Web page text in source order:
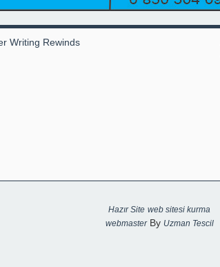
Writing Rewinds
Hazır Site web sitesi kurma
webmasterBy Uzman Tescil